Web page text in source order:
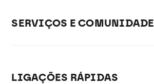
SERVIÇOS E COMUNIDADE
LIGAÇÕES RÁPIDAS